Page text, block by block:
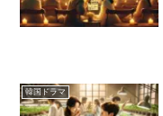
韓国ドラマ